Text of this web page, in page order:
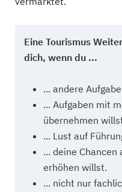
Eine Tourismus
dich, wenn du ...
... andere
... Aufgaben mit
übernehmen
... Lust auf
... deine
erhöhen willst.
... nicht nur